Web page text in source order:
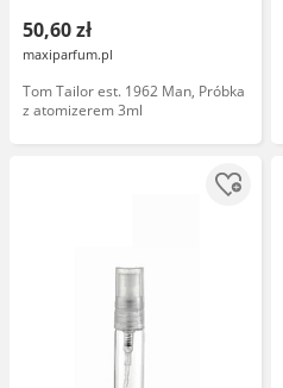
50,60 zł
maxiparfum.pl
Tom Tailor est. 1962 Man, Próbka
z atomizerem 3ml